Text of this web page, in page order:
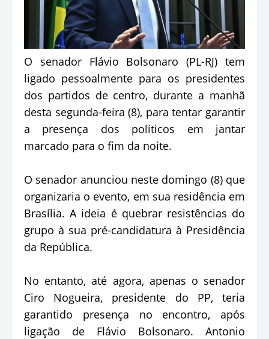
O senador Flávio Bolsonaro (PL-RJ) tem
ligado pessoalmente para os presidentes
dos partidos de centro, durante a manhã
desta segunda-feira (8), para tentar garantir
a presença dos políticos em jantar
marcado para o fim da noite.
O senador anunciou neste domingo (8) que
organizaria o evento, em sua residência em
Brasília. A ideia é quebrar resistências do
grupo à sua pré-candidatura à Presidência
da República.
No entanto, até agora, apenas o senador
Ciro Nogueira, presidente do PP, teria
garantido presença no encontro, após
ligação de Flávio Bolsonaro. Antonio